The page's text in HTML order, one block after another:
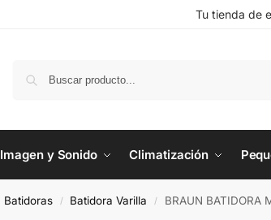
Tu tienda de
Imagen y Sonido Climatización
Batidoras / Batidora Varilla / BRAUN BATIDORA